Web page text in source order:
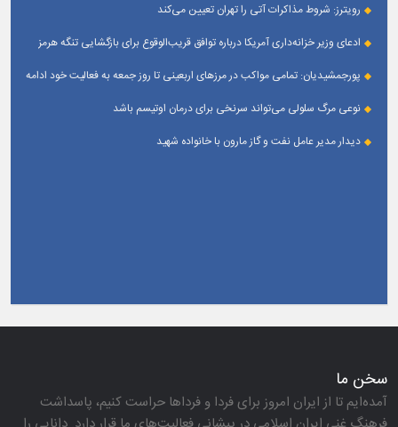
رویترز: شروط مذاکرات آتی را تهران تعیین می‌کند
ادعای وزیر خزانه‌داری آمریکا درباره توافق قریب‌الوقوع برای بازگشایی تنگه هرمز
پورجمشیدیان: تمامی مواکب در مرزهای اربعینی تا روز جمعه به فعالیت خود ادامه
نوعی مرگ سلولی می‌تواند سرنخی برای درمان اوتیسم باشد
دیدار مدیر عامل نفت و گاز مارون با خانواده شهید
سخن ما
آمده‌ایم تا از ایران امروز برای فردا و فرداها حراست كنیم، پاسداشت